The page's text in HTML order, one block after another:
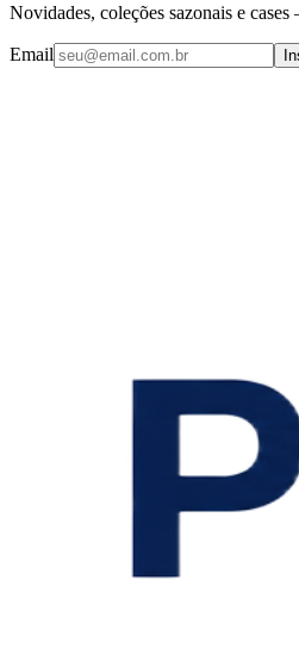
Novidades, coleções sazonais e
Email